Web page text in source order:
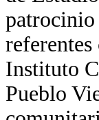
patrocinio
Instituto
Pueblo